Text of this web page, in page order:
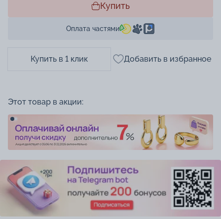
Купить
Оплата частями
Купить в 1 клик Добавить в избранное
Этот товар в акции: